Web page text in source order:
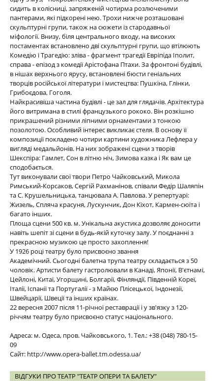
сидить в колісниці, запряженій чотирма розлюченими
пантерами, які підкорені нею. Трохи нижче розташовані
скульптурні групи, також на сюжети із стародавньої
міфології. Внизу, біля центрального входу, на високих
постаментах встановлено дві скульптурні групи, що втілюють
Комедію і Трагедію: зліва - фрагмент трагедії Евріпіда Іполит,
справа - епізод з комедії Арістофана Птахи. За фронтоні будівлі,
в нішах верхнього ярусу, встановлені бюсти геніальних
творців російської літератури і мистецтва: Пушкіна, Глінки,
Грибоєдова, Гоголя.
Найкрасивіша частина будівлі - це зал для глядачів. Архітектура
його витримана в стилі французького рококо. Він розкішно
прикрашений різними ліпними орнаментами з тонкою
позолотою. Особливий інтерес викликає стеля. В основу її
композиції покладено чотири картини художника Лефлера у
вигляді медальйонів. На них зображені сцени з творів
Шекспіра: Гамлет, Сон в літню ніч, Зимова казка і Як вам це
сподобається.
Тут виконували свої твори Петро Чайковський, Микола
Римський-Корсаков, Сергій Рахманінов, співали Федір Шаляпін
та С. Крушельницька, танцювала А. Павлова. У репертуарі:
Жизель, Спляча красуня, Лускунчик, Дон Кіхот, Кармен-сюїта і
багато інших.
Площа сцени 500 кв. м. Унікальна акустика дозволяє доносити
навіть шепіт зі сцени в будь-якій куточку залу. У поєднанні з
прекрасною музикою це просто захоплення!
У 1926 році театру було присвоєно звання
Академічний. Сьогодні балетна трупа театру складається з 50
чоловік. Артисти балету гастролювали в Канаді, Японії, В'єтнамі,
Цейлоні, Китаї, Угорщині, Болгарії, Фінляндії, Південній Кореї,
Італії, Іспанії та Португалії - з Майєю Плісецької, Індонезії,
Швейцарії, Швеції та інших країнах.
22 вересня 2007 після 11-річної реставрації і у зв'язку з 120-
річчям театру було присвоєно статус національного.
Адреса: м. Одеса, пров. Чайковського, 1. Тел.: +38 (048) 780-15-
09
Сайт: http://www.opera-ballet.tm.odessa.ua/
ВІДГУКИ ПРО ТЕАТР "ТЕАТР ОПЕРИ ТА БАЛЕТУ"